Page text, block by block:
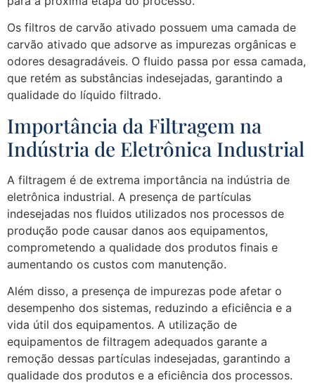
Os filtros de carvão ativado possuem uma camada de
carvão ativado que adsorve as impurezas orgânicas e
odores desagradáveis. O fluido passa por essa camada,
que retém as substâncias indesejadas, garantindo a
qualidade do líquido filtrado.
Importância da Filtragem na
Indústria de Eletrônica Industrial
A filtragem é de extrema importância na indústria de
eletrônica industrial. A presença de partículas
indesejadas nos fluidos utilizados nos processos de
produção pode causar danos aos equipamentos,
comprometendo a qualidade dos produtos finais e
aumentando os custos com manutenção.
Além disso, a presença de impurezas pode afetar o
desempenho dos sistemas, reduzindo a eficiência e a
vida útil dos equipamentos. A utilização de
equipamentos de filtragem adequados garante a
remoção dessas partículas indesejadas, garantindo a
qualidade dos produtos e a eficiência dos processos.